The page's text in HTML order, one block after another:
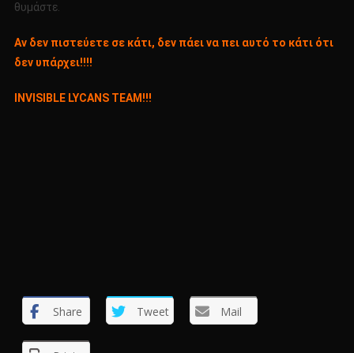
θυμάστε.
Αν δεν πιστεύετε σε κάτι, δεν πάει να πει αυτό το κάτι ότι
δεν υπάρχει!!!!
INVISIBLE LYCANS TEAM!!!
Share Tweet Mail